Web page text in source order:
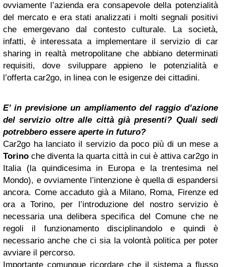
ovviamente l’azienda era consapevole della potenzialità
del mercato e era stati analizzati i molti segnali positivi
che emergevano dal contesto culturale. La società,
infatti, è interessata a implementare il servizio di car
sharing in realtà metropolitane che abbiano determinati
requisiti, dove sviluppare appieno le potenzialità e
l’offerta car2go, in linea con le esigenze dei cittadini.
E’ in previsione un ampliamento del raggio d’azione
del servizio oltre alle città già presenti? Quali sedi
potrebbero essere aperte in futuro?
Car2go ha lanciato il servizio da poco più di un mese a
Torino che diventa la quarta città in cui è attiva car2go in
Italia (la quindicesima in Europa e la trentesima nel
Mondo), e ovviamente l’intenzione è quella di espandersi
ancora. Come accaduto già a Milano, Roma, Firenze ed
ora a Torino, per l’introduzione del nostro servizio è
necessaria una delibera specifica del Comune che ne
regoli il funzionamento disciplinandolo e quindi è
necessario anche che ci sia la volontà politica per poter
avviare il percorso.
Importante comunque ricordare che il sistema a flusso